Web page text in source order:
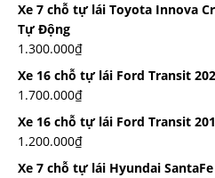
Xe 7 chỗ tự lái Toyota Innova
Tự Động
1.300.000₫
Xe 16 chỗ tự lái Ford Transit
1.700.000₫
Xe 16 chỗ tự lái Ford Transit
1.200.000₫
Xe 7 chỗ tự lái Hyundai